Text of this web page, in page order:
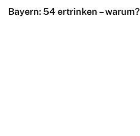
Bayern: 54 ertrinken – warum?